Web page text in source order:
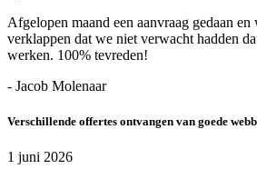
Afgelopen maand een aanvraag gedaan en
verklappen dat we niet verwacht hadden
werken. 100% tevreden!
- Jacob Molenaar
Verschillende offertes ontvangen van goede
1 juni 2026